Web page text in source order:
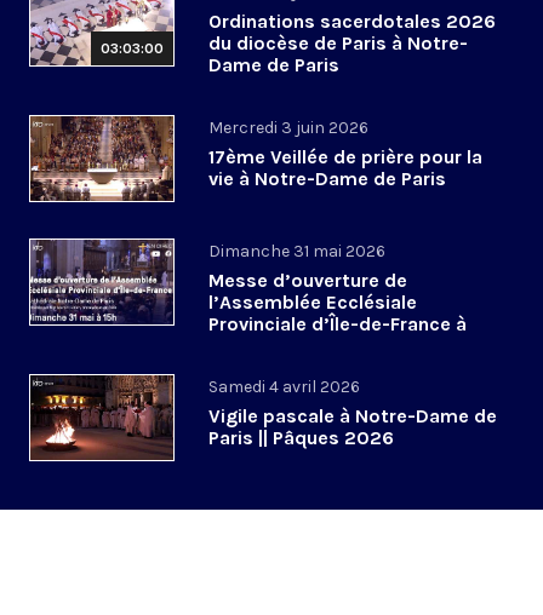
03:03:00
Ordinations sacerdotales 2026
du diocèse de Paris à Notre-
Dame de Paris
Mercredi 3 juin 2026
17ème Veillée de prière pour la
vie à Notre-Dame de Paris
Dimanche 31 mai 2026
Messe d’ouverture de
l’Assemblée Ecclésiale
Provinciale d’Île-de-France à
Samedi 4 avril 2026
Vigile pascale à Notre-Dame de
Paris || Pâques 2026